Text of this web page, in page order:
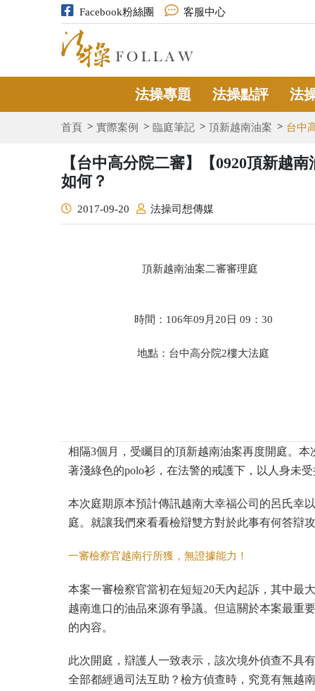
Facebook粉絲團 客服中心
法操專題 法操點評 法
首頁 實際案例 臨庭筆記 頂新越南油案 台中
【台中高分院二審】【0920頂新越
如何？
2017-09-20 法操司想傳媒
頂新越南油案二審審理庭
時間：106年09月20日 09：30
地點： 台中高分院2樓大法庭
相隔3個月，受矚目的頂新越南油案再度開庭。
著淺綠色的polo衫，在法警的戒護下，以人身未
本次庭期原本預計傳訊越南大幸福公司的呂氏幸
庭。就讓我們來看看檢辯雙方對於此事有何答辯
一審檢察官越南行所獲，無證據能力！
本案一審檢察官當初在短短20天內起訴，其中最
越南進口的油品來源有爭議。但這關於本案最重
的內容。
此次開庭，辯護人一致表示，該次境外偵查不具
全部都經過司法互助？檢方偵查時，究竟有無越